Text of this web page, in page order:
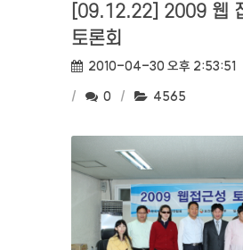
[09.12.22] 2009 웹
토론회
작성일:
2010-04-30 오후 2:53:51
댓글수:
0 조회수:
4565